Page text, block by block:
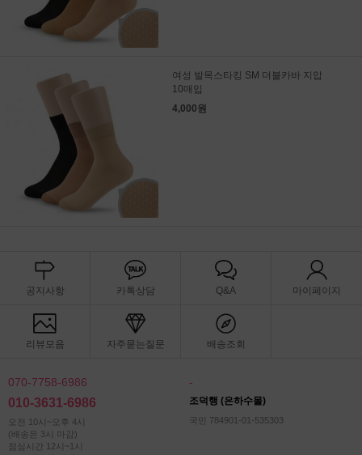
여성 발목스타킹 SM 더블카바 지압
10매입
4,000원
공지사항 카톡상담 Q&A 마이페이지
리뷰모음 자주묻는질문 배송조회
070-7758-6986
010-3631-6986
오전 10시~오후 4시
(배송은 3시 마감)
점심시간 12시~1시
-
조덕행 (은하수몰)
국민 784901-01-535303